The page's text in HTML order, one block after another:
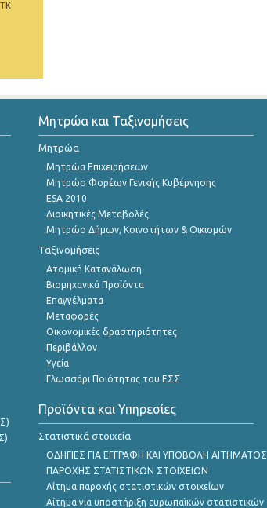
ΤΚ
Μητρώα και Ταξινομήσεις
Μητρώα
Μητρώα Επιχειρήσεων
Μητρώο Φορέων Γενικής Κυβέρνησης
ESA 2010
Διοικητικές Μεταβολές
Μητρώο Δήμων, Κοινοτήτων & Οικισμών
Ταξινομήσεις
Ατομική Κατανάλωση
Βιομηχανικά Προϊόντα
Επαγγέλματα
Μεταφορές
Οικονομικές δραστηριότητες
Περιβάλλον
Υγεία
Γλωσσάρι Ποιότητας του ΕΣΣ
Προϊόντα και Υπηρεσίες
Στατιστικά στοιχεία
ΟΔΗΓΙΕΣ ΓΙΑ ΕΓΓΡΑΦΗ ΚΑΙ ΥΠΟΒΟΛΗ ΑΙΤΗΜΑΤΟΣ
ΠΑΡΟΧΗΣ ΣΤΑΤΙΣΤΙΚΩΝ ΣΤΟΙΧΕΙΩΝ
Αίτημα παροχής στατιστικών στοιχείων
Αίτημα για υποστήριξη ευρωπαϊκών στατιστικών